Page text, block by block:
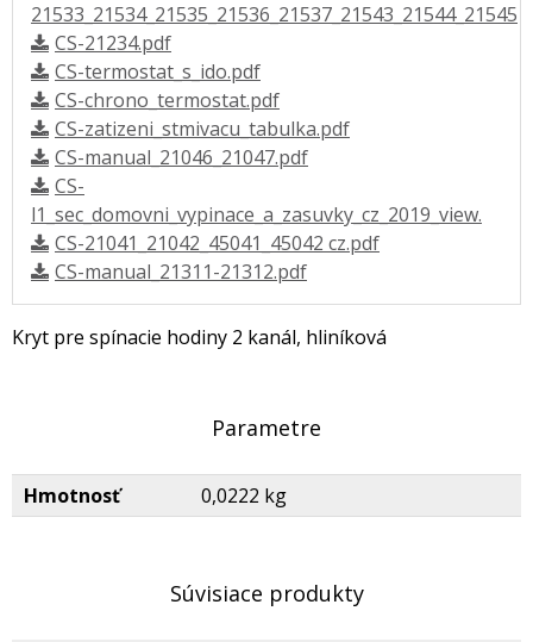
21533_21534_21535_21536_21537_21543_21544_21545
CS-21234.pdf
CS-termostat_s_ido.pdf
CS-chrono_termostat.pdf
CS-zatizeni_stmivacu_tabulka.pdf
CS-manual_21046_21047.pdf
CS-
l1_sec_domovni_vypinace_a_zasuvky_cz_2019_view.
CS-21041_21042_45041_45042 cz.pdf
CS-manual_21311-21312.pdf
Kryt pre spínacie hodiny 2 kanál, hliníková
Parametre
Hmotnosť 0,0222 kg
Súvisiace produkty